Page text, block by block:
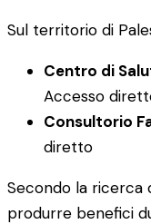
Sul territorio di
Centro di
Accesso
Consultorio
diretto
Secondo la ricerca
produrre benefici